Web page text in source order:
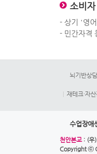
소비
- 상기 '영
- 민간자격
뇌기반상
재테크·자
수업장애
천안본교: (우
Copyright ⓒ